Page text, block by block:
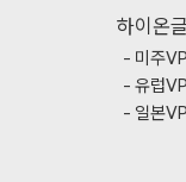
하이온
미주
유럽
일본